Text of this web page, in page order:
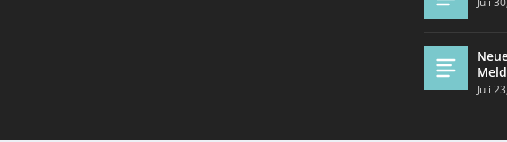
Juli